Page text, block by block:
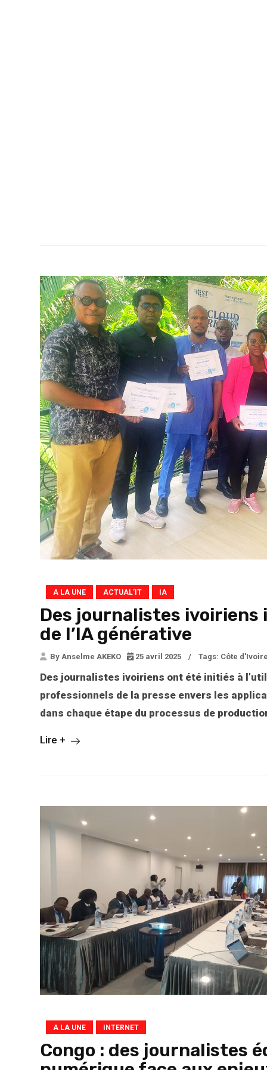
A LA UNE ACTUAL’IT IA
Des journalistes
de l’IA générative
By Anselme AKEKO 25 avril 2025 / Tags: Côte
Des journalistes ivoiriens ont été initiés à
professionnels de la presse envers les
dans chaque étape du processus de
Lire +
A LA UNE INTERNET
Congo : des journalistes